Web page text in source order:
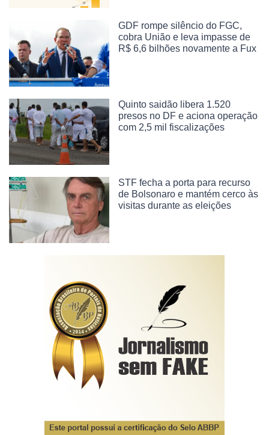
GDF rompe silêncio do FGC,
cobra União e leva impasse de
R$ 6,6 bilhões novamente a Fux
Quinto saidão libera 1.520
presos no DF e aciona operação
com 2,5 mil fiscalizações
STF fecha a porta para recurso
de Bolsonaro e mantém cerco às
visitas durante as eleições